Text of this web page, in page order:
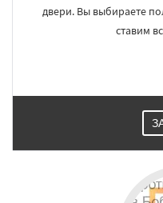
двери. Вы выбираете
ставим